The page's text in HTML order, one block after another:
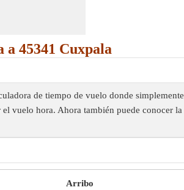
a 45341 Cuxpala
de tiempo de vuelo donde simplemente
vuelo hora. Ahora también puede conocer la
Arribo